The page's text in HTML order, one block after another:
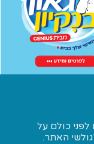
תכשירי ניקוי
ניקוי נעלים
כולם על
האתר.